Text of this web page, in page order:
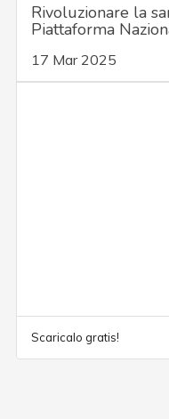
Rivoluzionare la
Piattaforma
17 Mar 2025
Scaricalo gratis!